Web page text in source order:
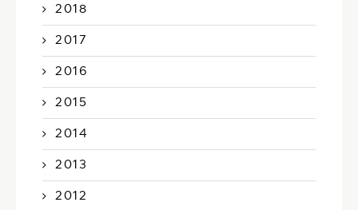
2018
2017
2016
2015
2014
2013
2012